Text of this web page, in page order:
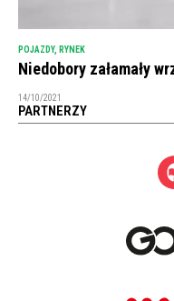
POJAZDY, RYNEK
Niedobory załamały
14/10/2021
PARTNERZY